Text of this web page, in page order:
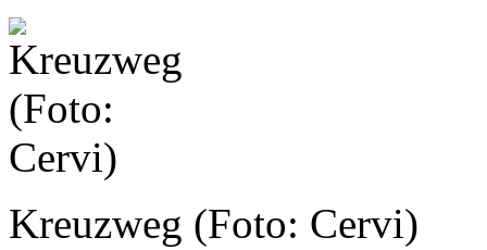
Kreuzweg (Foto: Cervi)